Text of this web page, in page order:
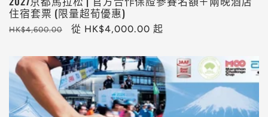
住宿套票 (限量超荀優惠)
定
HK$4,600.00
售
從 HK$4,000.00 起